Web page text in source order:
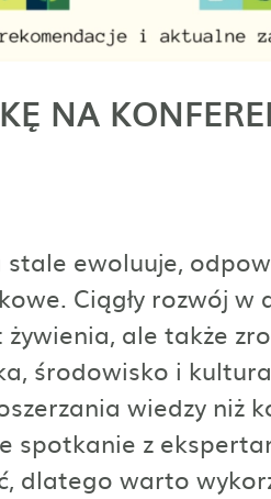
NA
ewoluuje,
Ciągły rozwój
ale także
środowisko i
wiedzy niż
spotkanie z
dlatego warto